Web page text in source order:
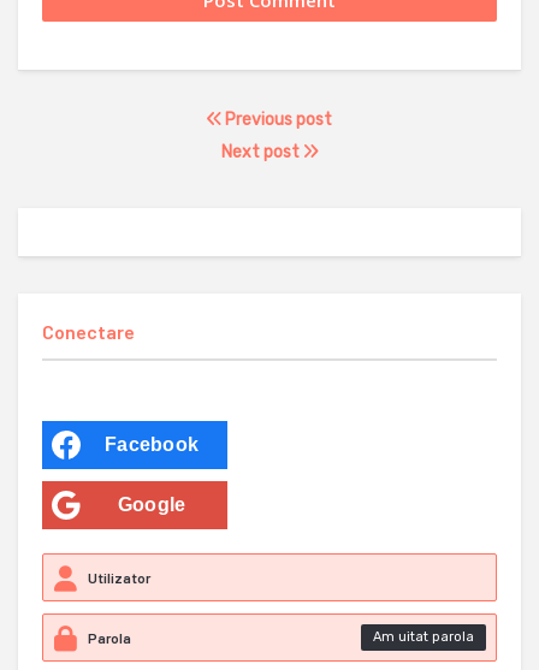
Previous post
Next post
Conectare
Facebook
Google
Am uitat parola